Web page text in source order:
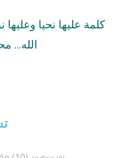
كلمة عليها نحيا وعليها
الله…